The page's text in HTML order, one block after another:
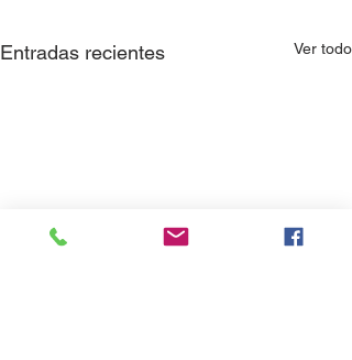
Entradas recientes Ver todo